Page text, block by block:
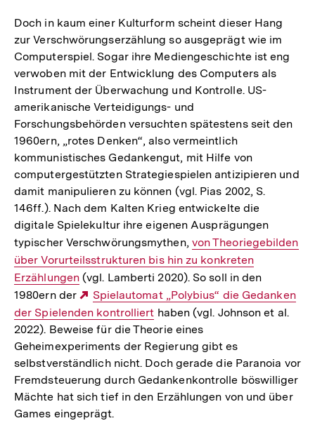
Doch in kaum einer Kulturform scheint dieser Hang
zur Verschwörungserzählung so ausgeprägt wie im
Computerspiel. Sogar ihre Mediengeschichte ist eng
verwoben mit der Entwicklung des Computers als
Instrument der Überwachung und Kontrolle. US-
amerikanische Verteidigungs- und
Forschungsbehörden versuchten spätestens seit den
1960ern, „rotes Denken“, also vermeintlich
kommunistisches Gedankengut, mit Hilfe von
computergestützten Strategiespielen antizipieren und
damit manipulieren zu können (vgl. Pias 2002, S.
146ff.). Nach dem Kalten Krieg entwickelte die
digitale Spielekultur ihre eigenen Ausprägungen
typischer Verschwörungsmythen, Interner
Link:
von Theoriegebilden
über Vorurteilsstrukturen bis hin zu konkreten
Erzählungen (vgl. Lamberti 2020). So soll in den
1980ern der
Externer
Link:
Spielautomat „Polybius“ die Gedanken
der Spielenden kontrolliert haben (vgl. Johnson et al.
2022). Beweise für die Theorie eines
Geheimexperiments der Regierung gibt es
selbstverständlich nicht. Doch gerade die Paranoia vor
Fremdsteuerung durch Gedankenkontrolle böswilliger
Mächte hat sich tief in den Erzählungen von und über
Games eingeprägt.